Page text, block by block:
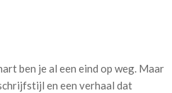
ben je al een eind op weg. Maar
en een verhaal dat